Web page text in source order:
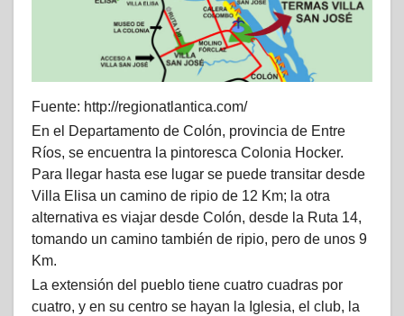
Fuente: http://regionatlantica.com/
En el Departamento de Colón, provincia de Entre
Ríos, se encuentra la pintoresca Colonia Hocker.
Para llegar hasta ese lugar se puede transitar desde
Villa Elisa un camino de ripio de 12 Km; la otra
alternativa es viajar desde Colón, desde la Ruta 14,
tomando un camino también de ripio, pero de unos 9
Km.
La extensión del pueblo tiene cuatro cuadras por
cuatro, y en su centro se hayan la Iglesia, el club, la